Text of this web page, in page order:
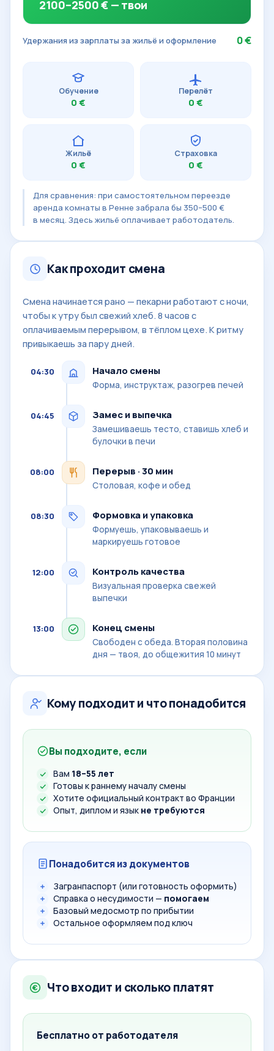
2100–2500 € — твои
Удержания из зарплаты за жильё и оформление 0 €
Обучение
0 €
Перелёт
0 €
Жильё
0 €
Страховка
0 €
Для сравнения: при самостоятельном переезде
аренда комнаты в Ренне забрала бы 350–500 €
в месяц. Здесь жильё оплачивает работодатель.
Как проходит смена
Смена начинается рано — пекарни работают с ночи,
чтобы к утру был свежий хлеб. 8 часов с
оплачиваемым перерывом, в тёплом цехе. К ритму
привыкаешь за пару дней.
04:30 Начало смены
Форма, инструктаж, разогрев печей
04:45 Замес и выпечка
Замешиваешь тесто, ставишь хлеб и
булочки в печи
08:00 Перерыв · 30 мин
Столовая, кофе и обед
08:30 Формовка и упаковка
Формуешь, упаковываешь и
маркируешь готовое
12:00 Контроль качества
Визуальная проверка свежей
выпечки
13:00 Конец смены
Свободен с обеда. Вторая половина
дня — твоя, до общежития 10 минут
Кому подходит и что понадобится
Вы подходите, если
Вам 18–55 лет
Готовы к раннему началу смены
Хотите официальный контракт во Франции
Опыт, диплом и язык не требуются
Понадобится из документов
Загранпаспорт (или готовность оформить)
Справка о несудимости — помогаем
Базовый медосмотр по прибытии
Остальное оформляем под ключ
Что входит и сколько платят
Бесплатно от работодателя